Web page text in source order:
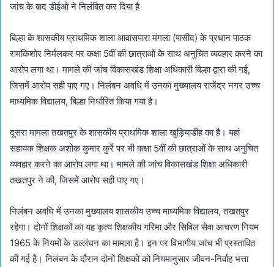
जांच के बाद डीईओ ने निलंबित कर दिया है
बिल्हा के शासकीय प्राथमिक शाला आवासपारा मंगला (पासीद) के प्रधान पाठक
रामकिशोर निर्मलकर पर कक्षा 5वीं की छात्राओं के साथ अनुचित व्यवहार करने का
आरोप लगा था। मामले की जांच विकासखंड शिक्षा अधिकारी बिल्हा द्वारा की गई,
जिसमें आरोप सही पाए गए। निलंबन अवधि में उनका मुख्यालय राजेंद्र नगर उच्च
माध्यमिक विद्यालय, बिल्हा निर्धारित किया गया है।
दूसरा मामला तखतपुर के शासकीय प्राथमिक शाला खुड़ियाडीह का है। यहां
सहायक शिक्षक अशोक कुमार कुर्रे पर भी कक्षा 5वीं की छात्राओं के साथ अनुचित
व्यवहार करने का आरोप लगा था। मामले की जांच विकासखंड शिक्षा अधिकारी
तखतपुर ने की, जिसमें आरोप सही पाए गए।
निलंबन अवधि में उनका मुख्यालय शासकीय उच्च माध्यमिक विद्यालय, तखतपुर
रहेगा। दोनों शिक्षकों का यह कृत्य शिक्षकीय गरिमा और सिविल सेवा आचरण नियम
1965 के नियमों के उल्लंघन का मामला है। इन पर विभागीय जांच भी प्रस्तावित
की गई है। निलंबन के दौरान दोनों शिक्षकों को नियमानुसार जीवन-निर्वाह भत्ता